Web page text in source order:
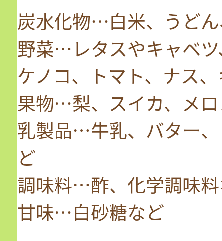
炭水化物…白米、うど
野菜…レタスやキャベ
ケノコ、トマト、ナス
果物…梨、スイカ、メ
乳製品…牛乳、バター
ど
調味料…酢、化学調味
甘味…白砂糖など